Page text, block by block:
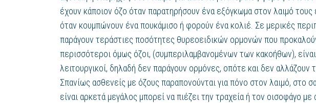
έχουν κάποιον όζο όταν παρατηρήσουν ένα εξόγκωμα στον λαιμό τους
όταν κουμπώνουν ένα πουκάμισο ή φορούν ένα κολιέ. Σε μερικές
παράγουν τεράστιες ποσότητες θυρεοειδικών ορμονών που
περισσότεροι όμως όζοι, (συμπεριλαμβανομένων των κακοήθων),
λειτουργικοί, δηλαδή δεν παράγουν ορμόνες, οπότε και δεν αλλάζουν
Σπανίως ασθενείς με όζους παραπονούνται για πόνο στον λαιμό, στο
είναι αρκετά μεγάλος μπορεί να πιέζει την τραχεία ή τον οισοφάγο